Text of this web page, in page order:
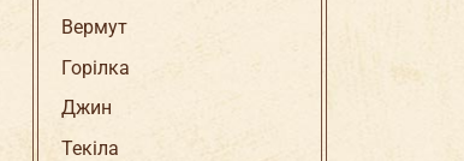
Вермут
Горілка
Джин
Текіла